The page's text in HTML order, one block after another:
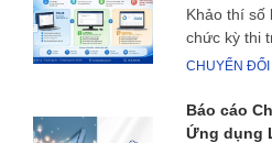
CHUẨN BỊ
THÍ SỐ
Khảo thí số
chức kỳ thi
từ việc xây
để sẵn
CHUYỂN ĐỔI
Báo cáo Chiến
Ứng dụng